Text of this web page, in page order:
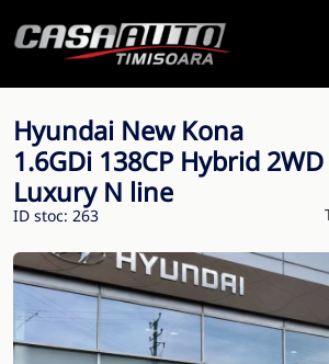
Hyundai New Kona
1.6GDi 138CP Hybrid 2WD
Luxury N line
ID stoc: 263